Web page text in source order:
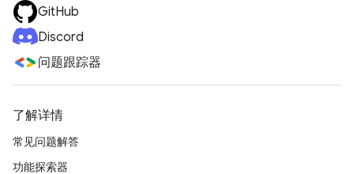
GitHub
Discord
问题跟踪器
了解详情
常见问题解答
功能探索器